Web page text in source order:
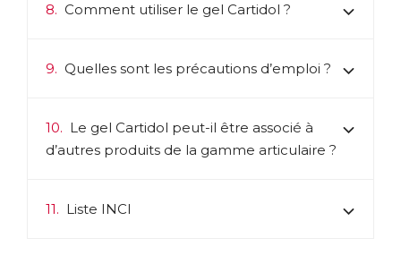
8. Comment utiliser le gel Cartidol ?
9. Quelles sont les précautions d’emploi ?
10. Le gel Cartidol peut-il être associé à
d’autres produits de la gamme articulaire ?
11. Liste INCI